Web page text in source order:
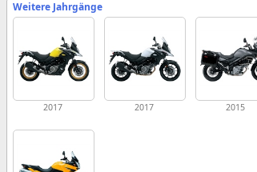
Weitere Jahrgänge
2017 2017 2015